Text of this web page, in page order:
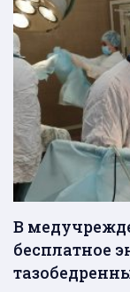
В
бесплатное